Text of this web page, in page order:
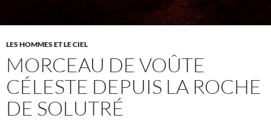
LES HOMMES ET LE CIEL
MORCEAU DE VOÛTE
CÉLESTE DEPUIS LA ROCHE
DE SOLUTRÉ